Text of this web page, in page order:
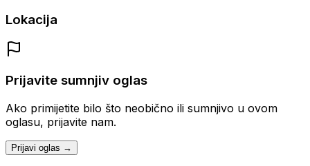
Lokacija
Prijavite sumnjiv oglas
Ako primijetite bilo što neobično ili sumnjivo u ovom
oglasu, prijavite nam.
Prijavi oglas →